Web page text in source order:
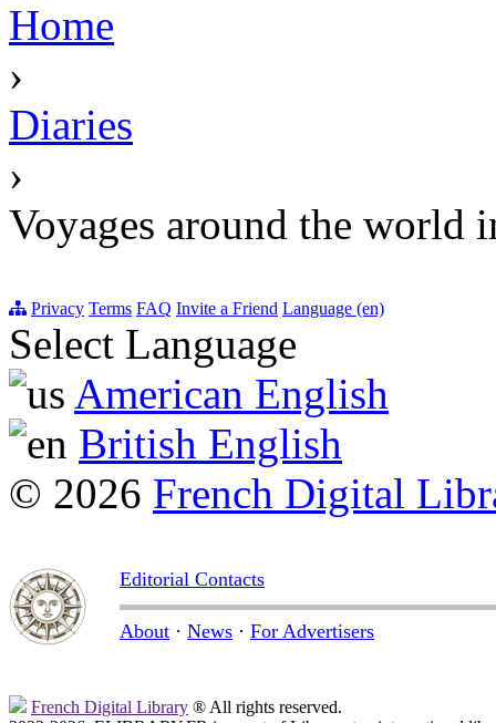
Home
›
Diaries
›
Voyages around the world
Privacy Terms FAQ Invite a Friend Language (en)
Select Language
American English
British English
© 2026 French Digital
Editorial Contacts
About · News · For Advertisers
French Digital Library ® All rights reserved.